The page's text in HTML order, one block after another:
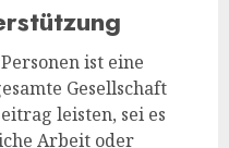
ist eine
Gesellschaft
leisten, sei es
Arbeit oder